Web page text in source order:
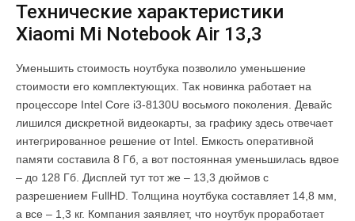
Технические характеристики
Xiaomi Mi Notebook Air 13,3
Уменьшить стоимость ноутбука позволило уменьшение
стоимости его комплектующих. Так новинка работает на
процессоре Intel Core i3-8130U восьмого поколения. Девайс
лишился дискретной видеокарты, за графику здесь отвечает
интегрированное решение от Intel. Емкость оперативной
памяти составила 8 Гб, а вот постоянная уменьшилась вдвое
– до 128 Гб. Дисплей тут тот же – 13,3 дюймов с
разрешением FullHD. Толщина ноутбука составляет 14,8 мм,
а все – 1,3 кг. Компания заявляет, что ноутбук проработает